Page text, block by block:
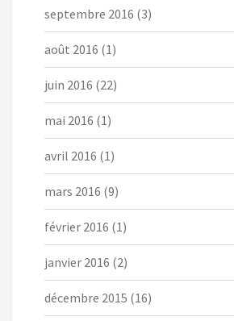
septembre 2016 (3)
août 2016 (1)
juin 2016 (22)
mai 2016 (1)
avril 2016 (1)
mars 2016 (9)
février 2016 (1)
janvier 2016 (2)
décembre 2015 (16)